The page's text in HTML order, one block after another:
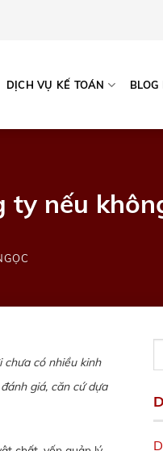
DỊCH VỤ KẾ TOÁN
ty nếu
chưa có nhiều kinh
giá, căn cứ dựa